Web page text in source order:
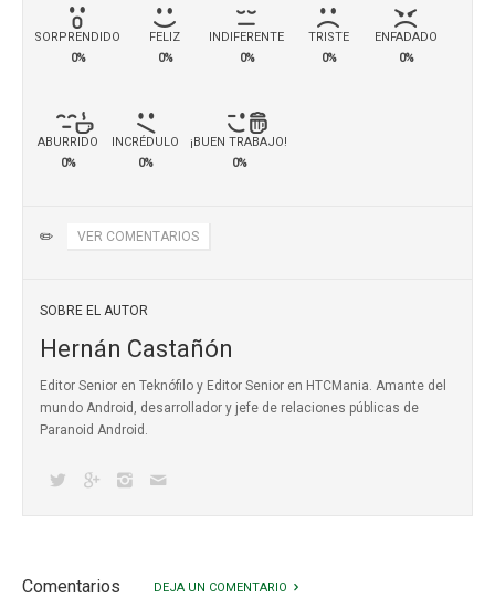
SORPRENDIDO
0%
FELIZ
0%
INDIFERENTE
0%
TRISTE
0%
ENFADADO
0%
ABURRIDO
0%
INCRÉDULO
0%
¡BUEN TRABAJO!
0%
✏️ VER COMENTARIOS
SOBRE EL AUTOR
Hernán Castañón
Editor Senior en Teknófilo y Editor Senior en HTCMania. Amante del
mundo Android, desarrollador y jefe de relaciones públicas de
Paranoid Android.
Comentarios DEJA UN COMENTARIO